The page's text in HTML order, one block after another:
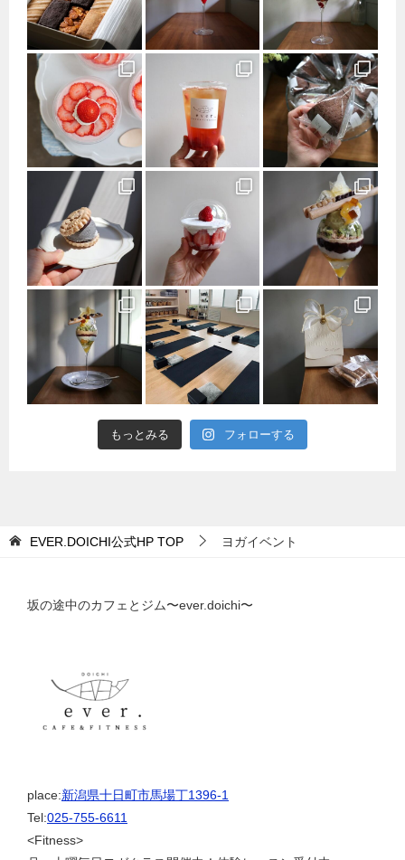
もっとみる フォローする
EVER.DOICHI公式HP TOP ヨガイベント
坂の途中のカフェとジム〜ever.doichi〜
place:新潟県十日町市馬場丁1396-1
Tel:025-755-6611
<Fitness>